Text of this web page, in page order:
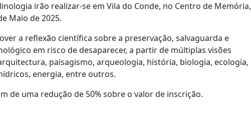
irão realizar-se em Vila do Conde, no Centro de Memória,
Maio de 2025.
a reflexão científica sobre a preservação, salvaguarda e
em risco de desaparecer, a partir de múltiplas visões
paisagismo, arqueologia, história, biologia, ecologia,
energia, entre outros.
de uma redução de 50% sobre o valor de inscrição.